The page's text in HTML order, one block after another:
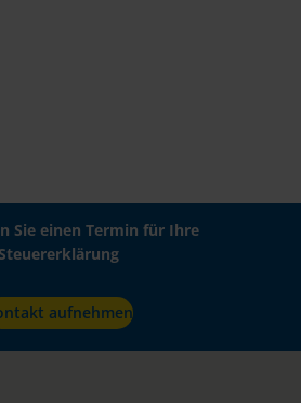
Sie einen Termin für Ihre
Steuererklärung
aufnehmen